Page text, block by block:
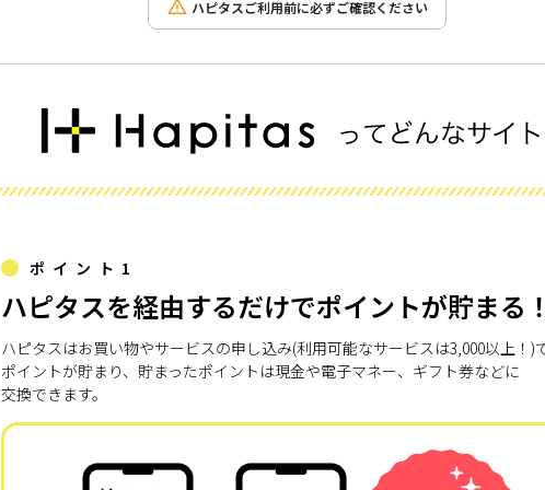
ハピタスご利用前に必ずご確認ください
ポイント1
ハピタスを経由するだけでポイントが貯まる
ハピタスはお買い物やサービスの申し込み(利用可能なサービスは3,000以上！)
ポイントが貯まり、貯まったポイントは現金や電子マネー、ギフト券などに
交換できます。